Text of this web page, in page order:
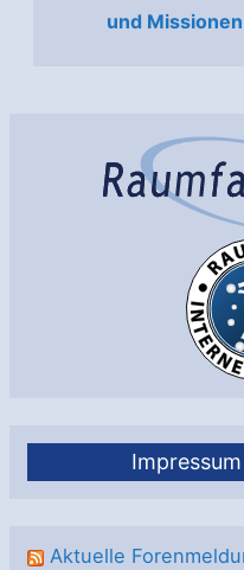
Impressum
Aktuelle
und Missionen